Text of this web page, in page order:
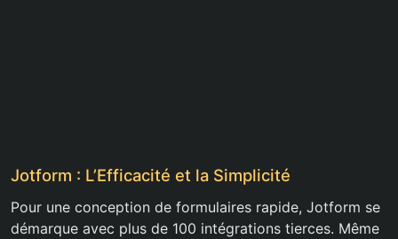
Jotform : L’Efficacité et la Simplicité
Pour une conception de formulaires rapide, Jotform se
démarque avec plus de 100 intégrations tierces. Même